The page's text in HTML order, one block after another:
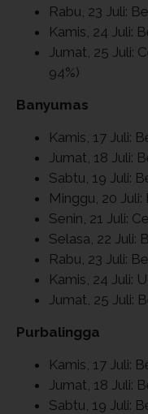
Rabu, 23 Juli:
Kamis, 24 Juli:
Jumat, 25 Juli:
94%)
Banyumas
Kamis, 17 Juli:
Jumat, 18 Juli:
Sabtu, 19 Juli:
Minggu, 20 Juli:
Senin, 21 Juli:
Selasa, 22 Juli:
Rabu, 23 Juli:
Kamis, 24 Juli:
Jumat, 25 Juli:
Purbalingga
Kamis, 17 Juli:
Jumat, 18 Juli:
Sabtu, 19 Juli: